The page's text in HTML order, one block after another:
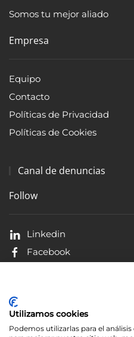
Somos tu mejor aliado
Empresa
Equipo
Contacto
Políticas de Privacidad
Políticas de Cookies
Canal de denuncias
Follow
Linkedin
Facebook
Utilizamos cookies
Podemos utilizarlas para el